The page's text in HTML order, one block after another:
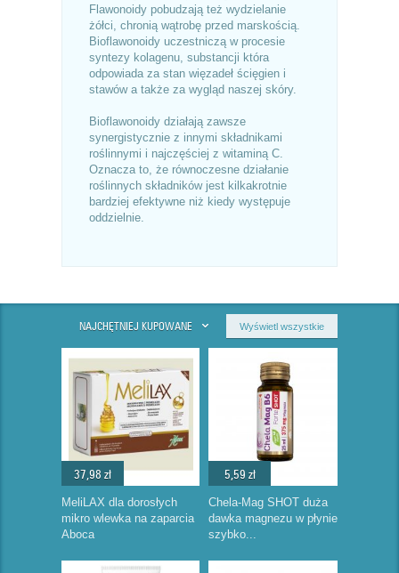
Flawonoidy pobudzają też wydzielanie
żółci, chronią wątrobę przed marskością.
Bioflawonoidy uczestniczą w procesie
syntezy kolagenu, substancji która
odpowiada za stan więzadeł ścięgien i
stawów a także za wygląd naszej skóry.
Bioflawonoidy działają zawsze
synergistycznie z innymi składnikami
roślinnymi i najczęściej z witaminą C.
Oznacza to, że równoczesne działanie
roślinnych składników jest kilkakrotnie
bardziej efektywne niż kiedy występuje
oddzielnie.
NAJCHĘTNIEJ KUPOWANE Wyświetl wszystkie
37,98 zł
MeliLAX dla dorosłych
mikro wlewka na zaparcia
Aboca
5,59 zł
Chela-Mag SHOT duża
dawka magnezu w płynie
szybko...